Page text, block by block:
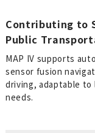
3次元点群
車両向け複
環境認識
Contributing to
Public
MAP IV supports
sensor fusion
driving, adaptable
needs.